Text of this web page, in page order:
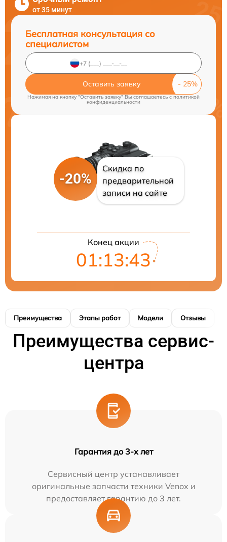
от 35 минут
Бесплатная консультация со
специалистом
Оставить заявку
Нажимая на кнопку "Оставить заявку" Вы соглашаетесь cполитикой
конфиденциальности
-20%
Скидка по
предварительной
записи на сайте
Конец акции
01:13:42
Преимущества Этапы работ Модели Отзывы
Преимущества сервис-
центра
Гарантия до 3-х лет
Сервисный центр устанавливает
оригинальные запчасти техники Venox и
предоставляет гарантию до 3 лет.